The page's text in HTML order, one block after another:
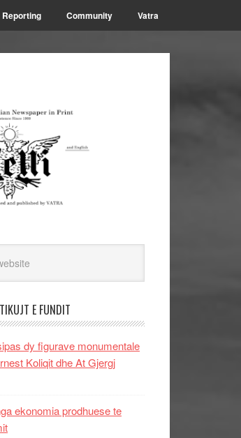
Reporting Community Vatra
E FUNDIT
dy figurave monumentale
Koliqit dhe At Gjergj
ekonomia prodhuese te